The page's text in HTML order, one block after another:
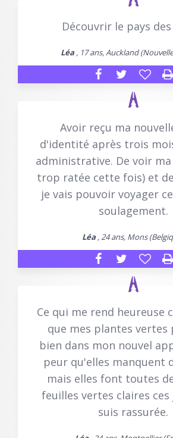
Découvrir le pays
Léa, 17 ans, Auckland
Avoir reçu ma
d'identité après trois
administrative. De voir
trop ratée cette fois) et
je vais pouvoir voyager
soulagement.
Léa , 24 ans, Mons
Ce qui me rend heureuse
que mes plantes vertes
bien dans mon nouvel
peur qu'elles manquent
mais elles font toutes
feuilles vertes claires ces
suis rassurée.